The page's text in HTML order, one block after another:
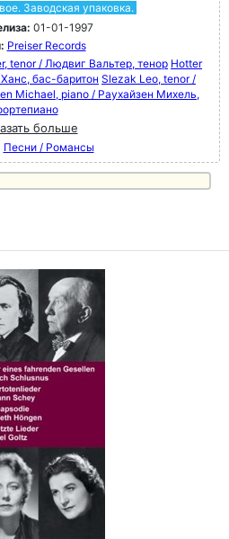
Заводская упаковка.
01-01-1997
Preiser Records
tenor / Людвиг Вальтер, тенор Hotter
бас-баритон Slezak Leo, tenor /
Michael, piano / Раухайзен Михель,
больше
Песни / Романсы